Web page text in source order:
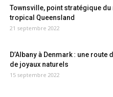
Townsville, point stratégique du
tropical Queensland
21 septembre 2022
D’Albany à Denmark : une route
de joyaux naturels
15 septembre 2022